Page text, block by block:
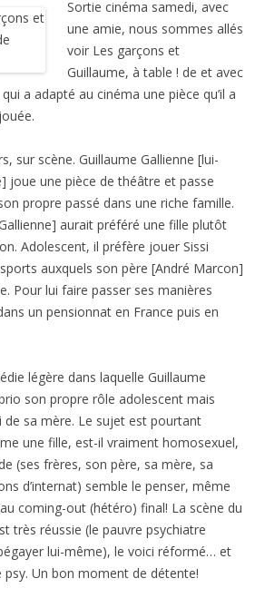
Sortie cinéma samedi, avec
une amie, nous sommes allés
voir Les garçons et
Guillaume, à table ! de et avec
a adapté au cinéma une pièce qu’il a
sur scène. Guillaume Gallienne [lui-
joue une pièce de théâtre et passe
propre passé dans une riche famille.
aurait préféré une fille plutôt
Adolescent, il préfère jouer Sissi
auxquels son père [André Marcon]
Pour lui faire passer ses manières
un pensionnat en France puis en
légère dans laquelle Guillaume
son propre rôle adolescent mais
de sa mère. Le sujet est pourtant
une fille, est-il vraiment homosexuel,
(ses frères, son père, sa mère, sa
d’internat) semble le penser, même
coming-out (hétéro) final! La scène du
très réussie (le pauvre psychiatre
lui-même), le voici réformé… et
psy. Un bon moment de détente!